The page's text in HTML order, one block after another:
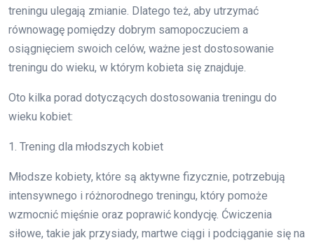
treningu ulegają zmianie. Dlatego też, aby utrzymać
równowagę pomiędzy dobrym samopoczuciem a
osiągnięciem swoich celów, ważne jest dostosowanie
treningu do wieku, w którym kobieta się znajduje.
Oto kilka porad dotyczących dostosowania treningu do
wieku kobiet:
1. Trening dla młodszych kobiet
Młodsze kobiety, które są aktywne fizycznie, potrzebują
intensywnego i różnorodnego treningu, który pomoże
wzmocnić mięśnie oraz poprawić kondycję. Ćwiczenia
siłowe, takie jak przysiady, martwe ciągi i podciąganie się na